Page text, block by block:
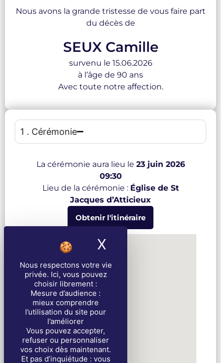
Nous respectons votre vie
privée. Ici, vous pouvez
choisir librement :
Mesure d’audience :
mieux comprendre
l’utilisation du site pour
l’améliorer
Vous pouvez accepter,
refuser ou personnaliser
vos choix dès maintenant.
Et pas d’inquiétude : vous
X
Nous avons la grande tristesse de vous faire part
du décès de
SEUX Camille
survenu le 15.06.2026
à l’âge de 90 ans
Avec toute notre affection.
1 . Cérémonie
La cérémonie aura lieu le 23 juin 2026
09:30
Lieu de la cérémonie : Église de St
Jacques d’Atticieux
Obtenir l'itinéraire